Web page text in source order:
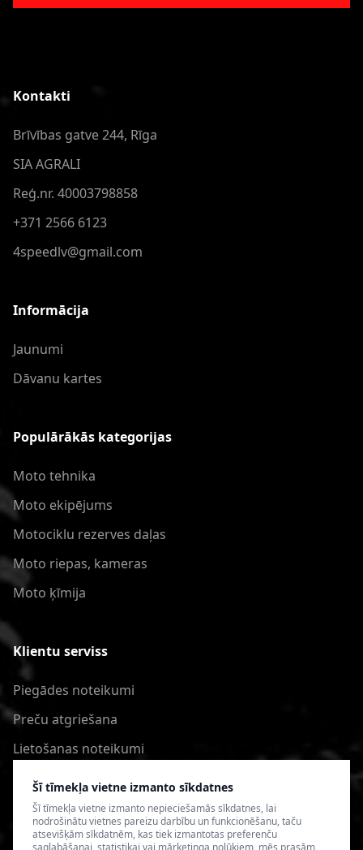
Šī tīmekļa vietne izmanto sīkdatnes
Šī tīmekļa vietne izmanto nepieciešamās sīkdatnes, lai
nodrošinātu vietnes pareizu darbību un funkcionēšanu, taču
atsevišķām sīkdatnēm, kas tiek izmantotas preferenču
saglabāšanai, statistikai vai mārketinga nolūkiem, mēs prasām
Kontakti
Brīvības gatve 244, Rīga
SIA AGRALI
Reģ.nr. 40003798858
+371 2566 6123
4speedlv@gmail.com
Informācija
Jaunumi
Dāvanu kartes
Populārākās kategorijas
Moto tehnika
Moto ekipējums
Motociklu rezerves daļas
Moto riepas, kameras
Moto ķīmija
Klientu serviss
Piegādes noteikumi
Preču atgriešana
Lietošanas noteikumi
Privātuma politika